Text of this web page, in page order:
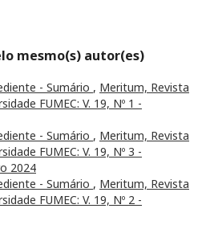
mesmo(s) autor(es)
- Sumário , Meritum, Revista
FUMEC: V. 19, Nº 1 -
- Sumário , Meritum, Revista
FUMEC: V. 19, Nº 3 -
2024
- Sumário , Meritum, Revista
FUMEC: V. 19, Nº 2 -